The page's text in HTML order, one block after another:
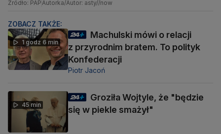
Źródło: PAP Autorka/Autor: asty//now
ZOBACZ TAKŻE:
1 godz 6 min
Machulski mówi o relacji
z przyrodnim bratem. To polityk
Konfederacji
Piotr Jacoń
45 min
Groziła Wojtyle, że "będzie
się w piekle smażył"